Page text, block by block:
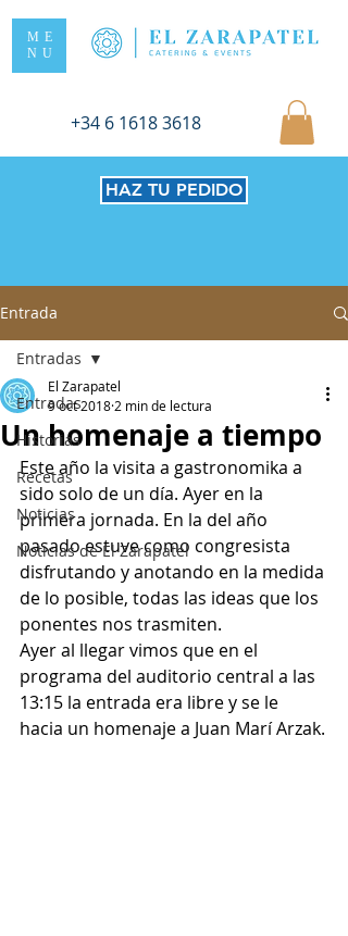
ME
NU
+34 6 1618 3618
HAZ TU PEDIDO
Entrada
Entradas
Historias
Recetas
Noticias
Noticias de El Zarapatel
Entradas
Un homenaje a tiempo
El Zarapatel
9 oct 2018 2 min de lectura
Este año la visita a gastronomika a
sido solo de un día. Ayer en la
primera jornada. En la del año
pasado estuve como congresista
disfrutando y anotando en la medida
de lo posible, todas las ideas que los
ponentes nos trasmiten.
Ayer al llegar vimos que en el
programa del auditorio central a las
13:15 la entrada era libre y se le
hacia un homenaje a Juan Marí Arzak.